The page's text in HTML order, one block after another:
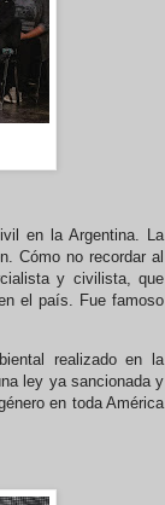
en la Argentina. La
Cómo no recordar al
y civilista, que
el país. Fue famoso
realizado en la
ley ya sancionada y
en toda América